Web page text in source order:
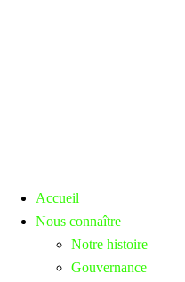
Accueil
Nous connaître
Notre histoire
Gouvernance